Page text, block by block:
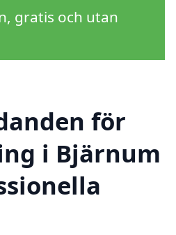
gratis och utan
för
i Bjärnum